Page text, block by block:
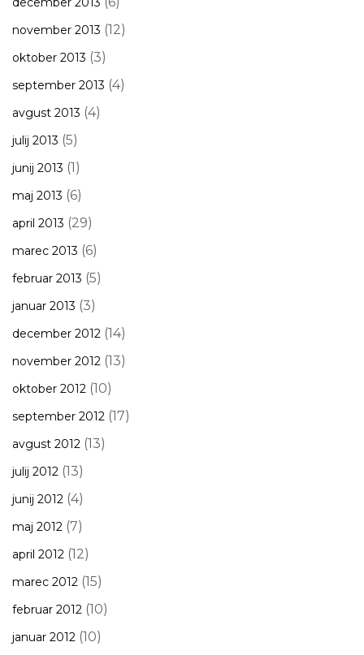
november 2013 (12)
oktober 2013 (3)
september 2013 (4)
avgust 2013 (4)
julij 2013 (5)
junij 2013 (1)
maj 2013 (6)
april 2013 (29)
marec 2013 (6)
februar 2013 (5)
januar 2013 (3)
december 2012 (14)
november 2012 (13)
oktober 2012 (10)
september 2012 (17)
avgust 2012 (13)
julij 2012 (13)
junij 2012 (4)
maj 2012 (7)
april 2012 (12)
marec 2012 (15)
februar 2012 (10)
januar 2012 (10)